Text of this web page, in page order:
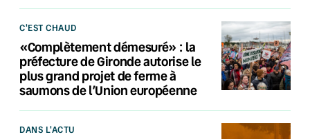
C'EST CHAUD
«Complètement démesuré» : la
préfecture de Gironde autorise le
plus grand projet de ferme à
saumons de l’Union européenne
DANS L'ACTU